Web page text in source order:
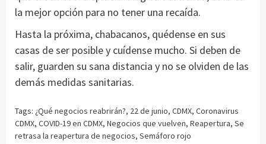
la mejor opción para no tener una recaída.
Hasta la próxima, chabacanos, quédense en sus
casas de ser posible y cuídense mucho. Si deben de
salir, guarden su sana distancia y no se olviden de las
demás medidas sanitarias.
Tags: ¿Qué negocios reabrirán?, 22 de junio, CDMX, Coronavirus
CDMX, COVID-19 en CDMX, Negocios que vuelven, Reapertura, Se
retrasa la reapertura de negocios, Semáforo rojo